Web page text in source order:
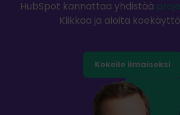
HubSpot kannattaa yhdistää
Klikkaa ja aloita
Kokeile ilmaiseksi